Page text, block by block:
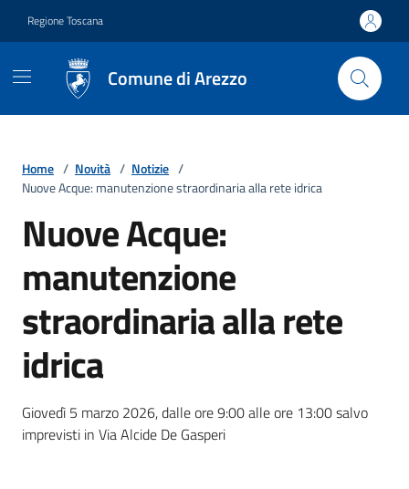
Regione Toscana
Comune di Arezzo
Home / Novità / Notizie /
Nuove Acque: manutenzione straordinaria alla rete idrica
Nuove Acque:
manutenzione
straordinaria alla rete
idrica
Dettagli della notizia
Giovedì 5 marzo 2026, dalle ore 9:00 alle ore 13:00 salvo
imprevisti in Via Alcide De Gasperi